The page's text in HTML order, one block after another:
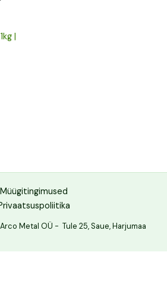
|
Müügitingimused
Metal OÜ - Tule 25, Saue, Harjumaa